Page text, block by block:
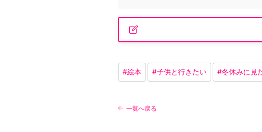
#絵本 #子供と行きたい #冬休みに見
一覧へ戻る